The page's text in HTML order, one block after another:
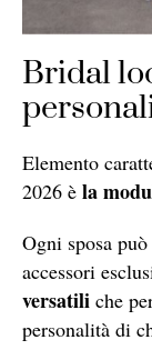
Bridal
Elemento
2026 è la
Ogni sposa
accessori
versatili che
personalità di